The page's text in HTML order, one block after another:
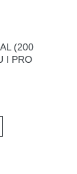
(200
I PRO